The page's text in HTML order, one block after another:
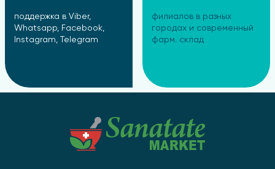
поддержка в Viber,
Whatsapp, Facebook,
Instagram, Telegram
филиалов в разных
городах и современный
фарм. склад